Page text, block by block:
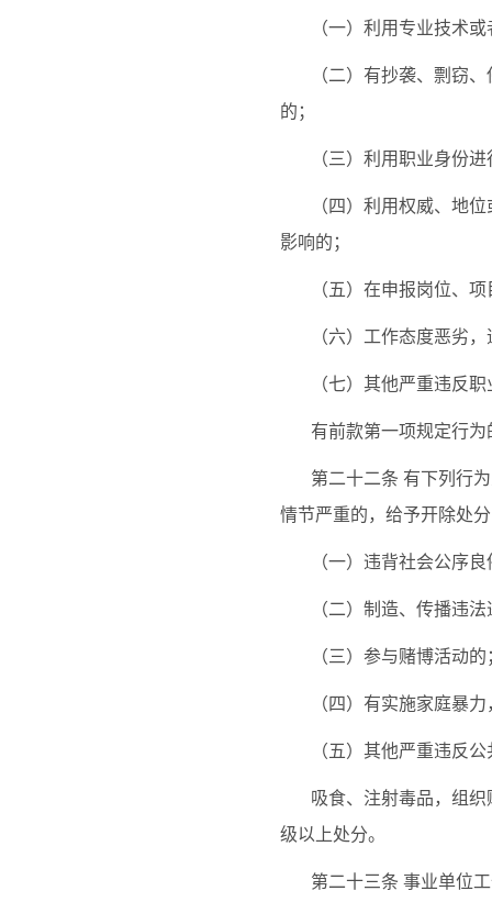
（一）利用专业技术
（二）有抄袭、剽窃
的；
（三）利用职业身份
（四）利用权威、地
影响的；
（五）在申报岗位、
（六）工作态度恶劣
（七）其他严重违反
有前款第一项规定行
第二十二条 有下列行
情节严重的，给予开除处
（一）违背社会公序
（二）制造、传播违
（三）参与赌博活动的
（四）有实施家庭暴
（五）其他严重违反
吸食、注射毒品，组
级以上处分。
第二十三条 事业单位